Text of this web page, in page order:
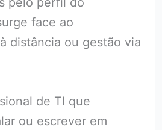
face ao
distância ou gestão via
de TI que
ou escrever em